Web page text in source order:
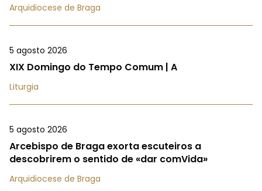
Arquidiocese de Braga
5 agosto 2026
XIX Domingo do Tempo Comum | A
Liturgia
5 agosto 2026
Arcebispo de Braga exorta escuteiros a
descobrirem o sentido de «dar comVida»
Arquidiocese de Braga